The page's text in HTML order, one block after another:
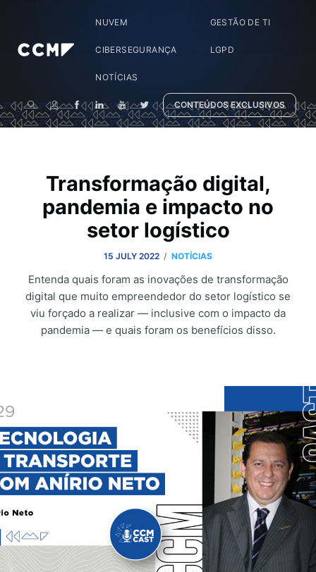
NUVEM GESTÃO DE TI
CIBERSEGURANÇA LGPD
NOTÍCIAS
CONTEÚDOS EXCLUSIVOS
Transformação digital,
pandemia e impacto no
setor logístico
15 JULY 2022 / NOTÍCIAS
Entenda quais foram as inovações de transformação
digital que muito empreendedor do setor logístico se
viu forçado a realizar — inclusive com o impacto da
pandemia — e quais foram os benefícios disso.